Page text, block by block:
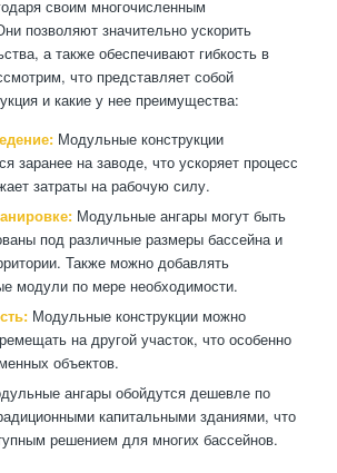
своим многочисленным
позволяют значительно ускорить
а также обеспечивают гибкость в
что представляет собой
и какие у нее преимущества:
Модульные конструкции
заранее на заводе, что ускоряет процесс
затраты на рабочую силу.
Модульные ангары могут быть
под различные размеры бассейна и
Также можно добавлять
модули по мере необходимости.
Модульные конструкции можно
на другой участок, что особенно
объектов.
ангары обойдутся дешевле по
капитальными зданиями, что
решением для многих бассейнов.